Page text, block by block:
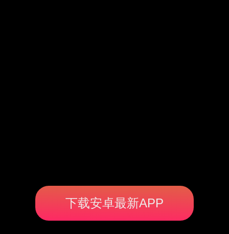
下载安卓最新APP